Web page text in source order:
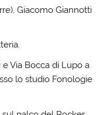
Giacomo Giannotti
Via Bocca di Lupo a
lo studio Fonologie